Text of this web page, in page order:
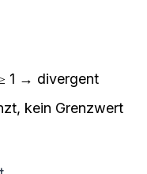
1 → divergent
kein Grenzwert